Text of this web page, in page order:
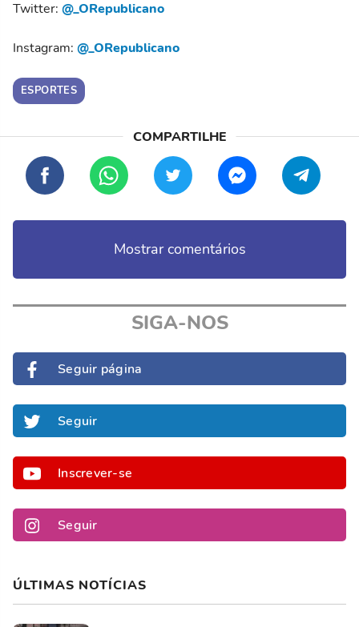
Twitter: @_ORepublicano
Instagram: @_ORepublicano
ESPORTES
Mostrar comentários
SIGA-NOS
Seguir página
Seguir
Inscrever-se
Seguir
ÚLTIMAS NOTÍCIAS